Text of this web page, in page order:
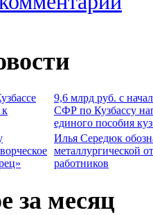
к
9,6 млрд руб. с
СФР по Кузбассу
единого пособия
Илья Середюк
металлургической
работников
за месяц